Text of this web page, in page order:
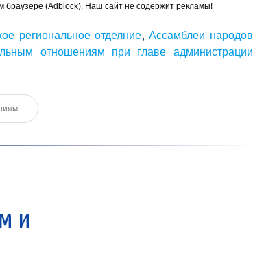
браузере (Adblock). Наш сайт не содержит рекламы!
региональное отделние,Ассамблеи народов
отношениям при главе администрации
и